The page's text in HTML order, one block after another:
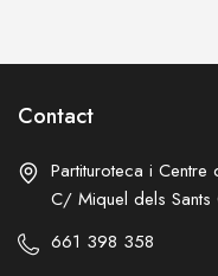
Contact
Partituroteca i
C/ Miquel dels
661 398 358